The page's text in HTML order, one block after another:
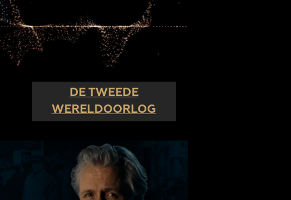
DE TWEEDE
WERELDOORLOG